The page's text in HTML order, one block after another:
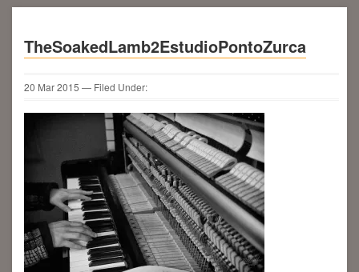
TheSoakedLamb2EstudioPontoZurca
20 Mar2015 — Filed Under: